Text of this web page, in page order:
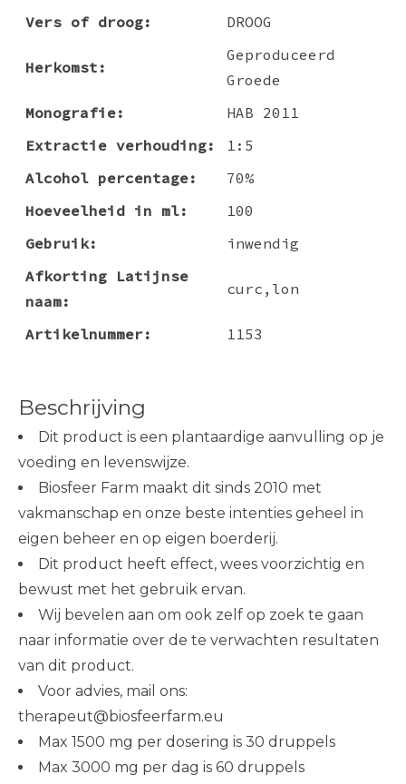
Vers of droog:
DROOG
Herkomst:
Geproduceerd
Groede
Monografie:
HAB 2011
Extractie verhouding:
1:5
Alcohol percentage:
70%
Hoeveelheid in ml:
100
Gebruik:
inwendig
Afkorting Latijnse
naam:
curc,lon
Artikelnummer: 1153
Beschrijving
Dit product is een plantaardige aanvulling op je
voeding en levenswijze.
Biosfeer Farm maakt dit sinds 2010 met
vakmanschap en onze beste intenties geheel in
eigen beheer en op eigen boerderij.
Dit product heeft effect, wees voorzichtig en
bewust met het gebruik ervan.
Wij bevelen aan om ook zelf op zoek te gaan
naar informatie over de te verwachten resultaten
van dit product.
Voor advies, mail ons:
therapeut@biosfeerfarm.eu
Max 1500 mg per dosering is 30 druppels
Max 3000 mg per dag is 60 druppels